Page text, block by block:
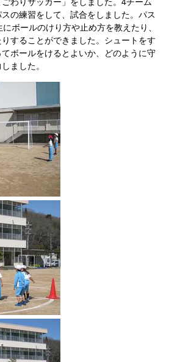
の練習をして、試合をしました。パス
ボールのけり方や止め方を教えたり、
することができました。シュートをす
ボールをけるとよいか、どのように守
ました。